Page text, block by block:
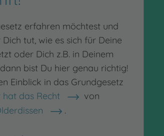
erfahren möchtest und
tut, wie es sich für Deine
oder Dich z.B. in Deinem
bist Du hier genau richtig!
Einblick in das Grundgesetz
hat das Recht
von
.